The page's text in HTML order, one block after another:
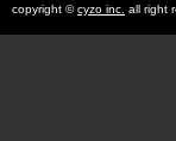
copyright ©cyzo inc. all right